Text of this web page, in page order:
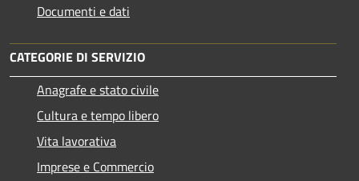
Documenti e dati
CATEGORIE DI SERVIZIO
Anagrafe e stato civile
Cultura e tempo libero
Vita lavorativa
Imprese e Commercio